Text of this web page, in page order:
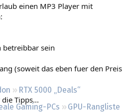
RTX 5000 „Deals“
Gaming-PCs
GPU-Rangliste
einen MP3 Player mit
betreibbar sein
(soweit das eben fuer den Preis
Tipps...